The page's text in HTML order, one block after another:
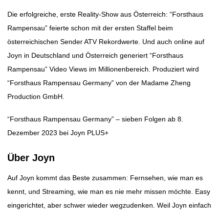
Die erfolgreiche, erste Reality-Show aus Österreich: “Forsthaus
Rampensau” feierte schon mit der ersten Staffel beim
österreichischen Sender ATV Rekordwerte. Und auch online auf
Joyn in Deutschland und Österreich generiert “Forsthaus
Rampensau” Video Views im Millionenbereich. Produziert wird
“Forsthaus Rampensau Germany” von der Madame Zheng
Production GmbH.
“Forsthaus Rampensau Germany” – sieben Folgen ab 8.
Dezember 2023 bei Joyn PLUS+
Über Joyn
Auf Joyn kommt das Beste zusammen: Fernsehen, wie man es
kennt, und Streaming, wie man es nie mehr missen möchte. Easy
eingerichtet, aber schwer wieder wegzudenken. Weil Joyn einfach